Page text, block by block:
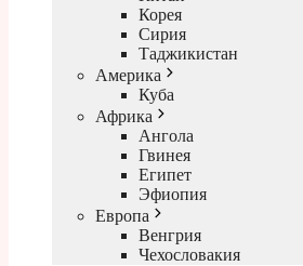
Корея
Сирия
Таджикистан
Америка
Куба
Африка
Ангола
Гвинея
Египет
Эфиопия
Европа
Венгрия
Чехословакия